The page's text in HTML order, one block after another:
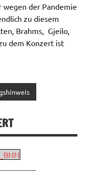
wegen der Pandemie
zu diesem
Brahms, Gjeilo,
dem Konzert ist